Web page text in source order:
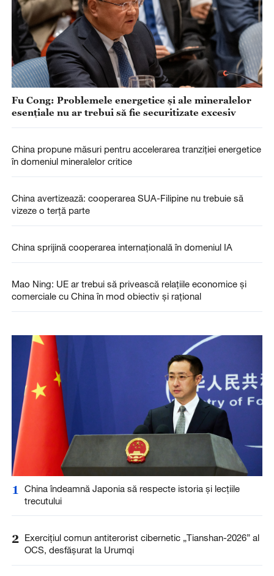
Fu Cong: Problemele energetice și ale mineralelor
esențiale nu ar trebui să fie securitizate excesiv
China propune măsuri pentru accelerarea tranziției energetice
în domeniul mineralelor critice
China avertizează: cooperarea SUA-Filipine nu trebuie să
vizeze o terță parte
China sprijină cooperarea internațională în domeniul IA
Mao Ning: UE ar trebui să privească relațiile economice și
comerciale cu China în mod obiectiv și rațional
1
China îndeamnă Japonia să respecte istoria și lecțiile
trecutului
2 Exercițiul comun antiterorist cibernetic „Tianshan-2026” al
OCS, desfășurat la Urumqi